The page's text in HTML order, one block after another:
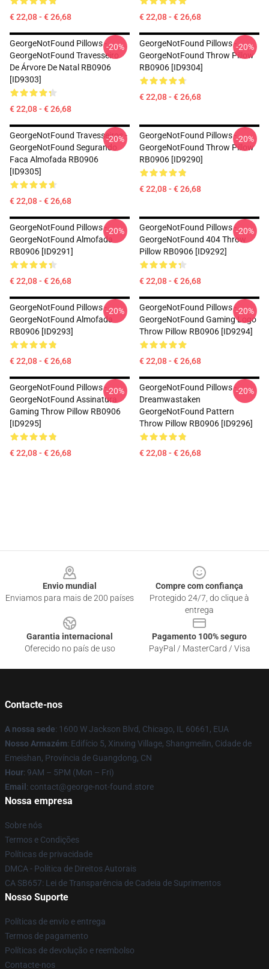
€ 22,08 - € 26,68 € 22,08 - € 26,68
GeorgeNotFound Pillows -
GeorgeNotFound Travesseiro
De Árvore De Natal RB0906
[ID9303]
€ 22,08 - € 26,68
-20%
GeorgeNotFound Pillows -
GeorgeNotFound Throw Pillow
RB0906 [ID9304]
€ 22,08 - € 26,68
-20%
GeorgeNotFound Travesseiros -
GeorgeNotFound Segurando
Faca Almofada RB0906
[ID9305]
€ 22,08 - € 26,68
-20%
GeorgeNotFound Pillows -
GeorgeNotFound Throw Pillow
RB0906 [ID9290]
€ 22,08 - € 26,68
-20%
GeorgeNotFound Pillows -
GeorgeNotFound Almofada
RB0906 [ID9291]
€ 22,08 - € 26,68
-20%
GeorgeNotFound Pillows -
GeorgeNotFound 404 Throw
Pillow RB0906 [ID9292]
€ 22,08 - € 26,68
-20%
GeorgeNotFound Pillows -
GeorgeNotFound Almofada
RB0906 [ID9293]
€ 22,08 - € 26,68
-20%
GeorgeNotFound Pillows -
GeorgeNotFound Gaming Logo
Throw Pillow RB0906 [ID9294]
€ 22,08 - € 26,68
-20%
GeorgeNotFound Pillows -
GeorgeNotFound Assinatura
Gaming Throw Pillow RB0906
[ID9295]
€ 22,08 - € 26,68
-20%
GeorgeNotFound Pillows -
Dreamwastaken
GeorgeNotFound Pattern
Throw Pillow RB0906 [ID9296]
€ 22,08 - € 26,68
-20%
Envio mundial
Enviamos para mais de 200 países
Compre com confiança
Protegido 24/7, do clique à
entrega
Garantia internacional
Oferecido no país de uso
Pagamento 100% seguro
PayPal / MasterCard / Visa
Contacte-nos
A nossa sede: 1600 W Jackson Blvd, Chicago, IL 60661, EUA
Nosso Armazém: Edifício 5, Xinxing Village, Shangmeilin, Cidade de
Emeishan, Província de Guangdong, CN
Hour: 9AM – 5PM (Mon – Fri)
Email : contact@george-not-found.store
Nossa empresa
Sobre nós
Termos e Condições
Políticas de privacidade
DMCA - Política de Direitos Autorais
CA SB657: Lei de Transparência de Cadeia de Suprimentos
Nosso Suporte
Políticas de envio e entrega
Termos de pagamento
Políticas de devolução e reembolso
Contacte-nos